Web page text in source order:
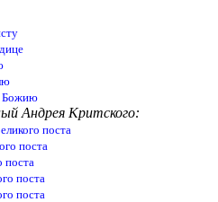
Божию
Андрея Критского:
поста
поста
поста
поста
поста